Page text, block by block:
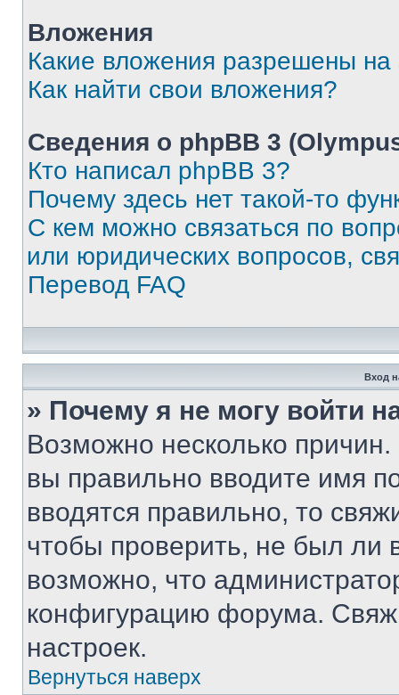
Вложения
Какие вложения разрешены
Как найти свои вложения?
Сведения о phpBB 3
Кто написал phpBB 3?
Почему здесь нет такой-то
С кем можно связаться по
или юридических вопросов,
Перевод FAQ
Вход
» Почему я не могу войти
Возможно несколько
вы правильно вводите имя
вводятся правильно, то
чтобы проверить, не был ли
возможно, что
конфигурацию форума.
настроек.
Вернуться наверх